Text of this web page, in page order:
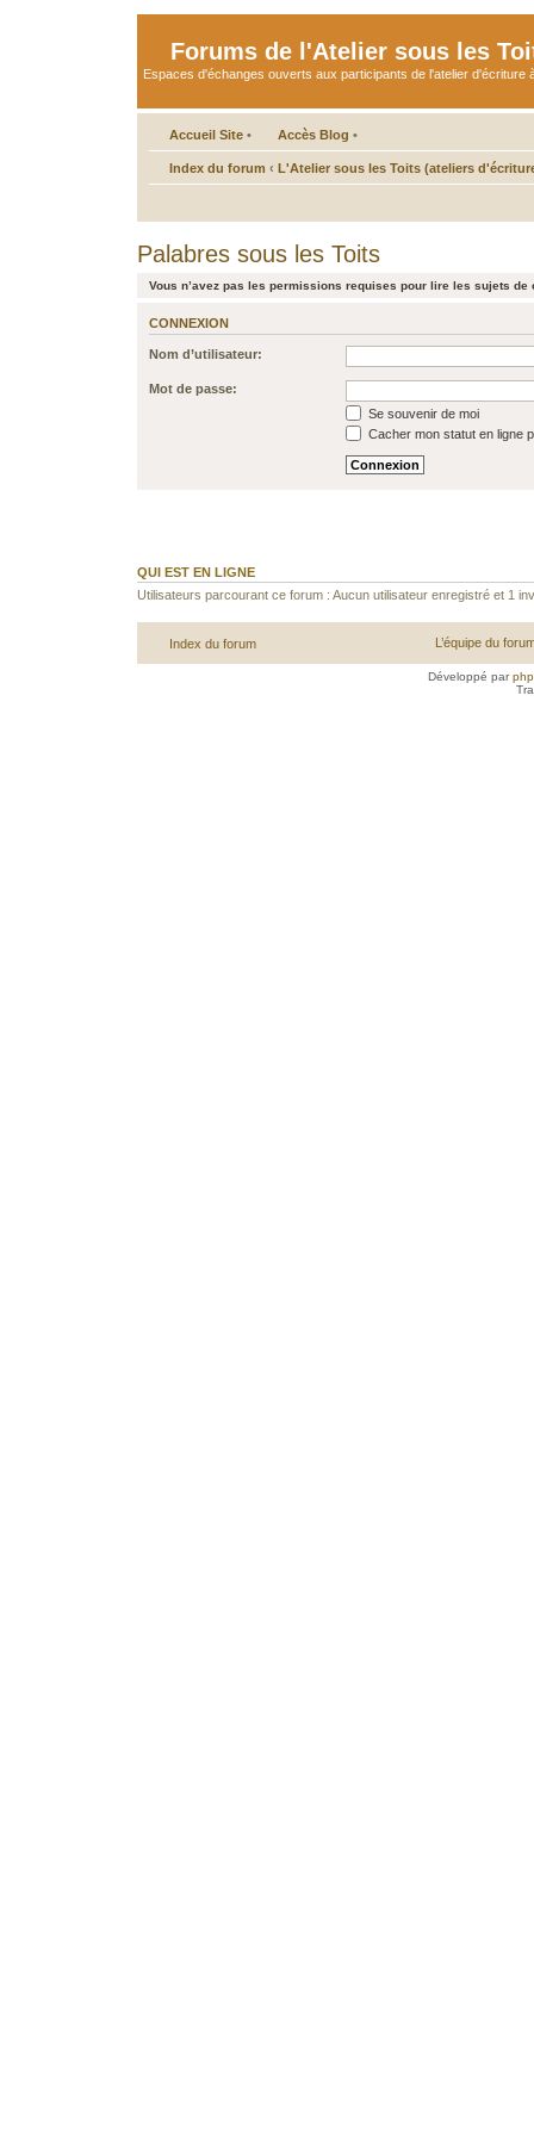
Forums de l'Atelier sous les
Espaces d'échanges ouverts aux participants de l'atelier d'écriture
Accueil Site • Accès Blog •
Index du forum ‹ L'Atelier sous les Toits (ateliers
Palabres sous les Toits
Vous n’avez pas les permissions requises pour lire les sujets de
CONNEXION
Nom d’utilisateur:
Mot de passe:
Se souvenir de moi
Cacher mon statut en ligne
QUI EST EN LIGNE
Utilisateurs parcourant ce forum : Aucun utilisateur enregistré et 1
Index du forum L’équipe du
Développé par